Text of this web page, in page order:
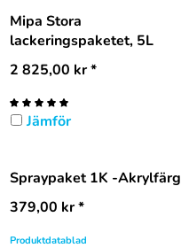
Mipa Stora
lackeringspaketet, 5L
2 825,00 kr*
Jämför
Spraypaket 1K -Akrylfärg
379,00 kr*
Produktdatablad